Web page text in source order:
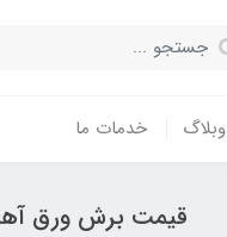
وبلاگ خدمات ما
قیمت برش ورق آهن 10